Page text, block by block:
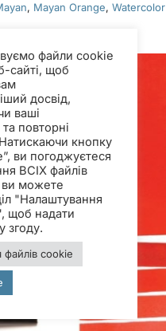
, Mayan Orange, Watercolor
файли cookie
сайті, щоб
досвід,
ваші
повторні
Натискаючи кнопку
ви погоджуєтеся
ВСІХ файлів
можете
"Налаштування
щоб надати
згоду.
cookie